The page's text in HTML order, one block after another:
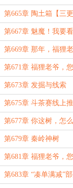
第665章 陶土箱【三更
第667章 魅魔！我要看
第669章 那年，福狸
第671章 福狸老爷，
啊！
第673章 发掘与线索
第675章 斗茶赛线上
第677章 你这树，怎
私！
第679章 秦岭神树
第681章 福狸老爷，
第683章 “凑单满减”